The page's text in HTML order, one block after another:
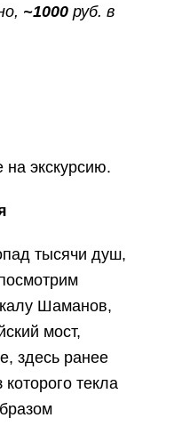
~1000 руб. в
экскурсию.
тысячи душ,
Шаманов,
мост,
здесь ранее
текла